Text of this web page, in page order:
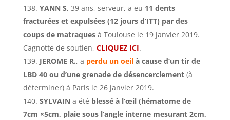
YANN S, 39 ans, serveur, a eu 11 dents
fracturées et expulsées (12 jours d’ITT) par des
coups de matraquesà Toulouse le 19 janvier 2019.
Cagnotte de soutien, CLIQUEZ ICI.
JEROME R., a perdu un oeilà cause d’un tir de
LBD 40 ou d’une grenade de désencerclement(à
déterminer) à Paris le 26 janvier 2019.
SYLVAIN a été blessé à l’œil (hématome de
7cm ×5cm, plaie sous l’angle interne mesurant 2cm,